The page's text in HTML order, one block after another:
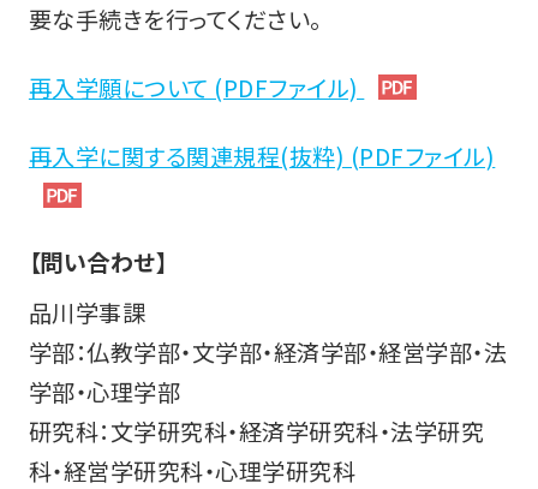
要な手続きを行ってください。
再入学願について (PDFファイル)
再入学に関する関連規程(抜粋) (PDFファイル)
【問い合わせ】
品川学事課
学部：仏教学部・文学部・経済学部・経営学部・法
学部・心理学部
研究科：文学研究科・経済学研究科・法学研究
科・経営学研究科・心理学研究科